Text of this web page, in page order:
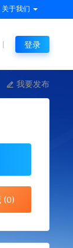
关于我们
登录
我要发布
(0)